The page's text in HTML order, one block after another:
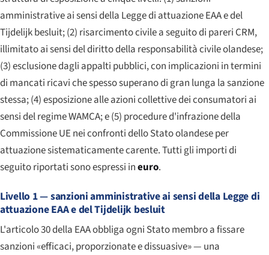
amministrative ai sensi della Legge di attuazione EAA e del
Tijdelijk besluit; (2) risarcimento civile a seguito di pareri CRM,
illimitato ai sensi del diritto della responsabilità civile olandese;
(3) esclusione dagli appalti pubblici, con implicazioni in termini
di mancati ricavi che spesso superano di gran lunga la sanzione
stessa; (4) esposizione alle azioni collettive dei consumatori ai
sensi del regime WAMCA; e (5) procedure d'infrazione della
Commissione UE nei confronti dello Stato olandese per
attuazione sistematicamente carente. Tutti gli importi di
seguito riportati sono espressi ineuro.
Livello 1 — sanzioni amministrative ai sensi della Legge di
attuazione EAA e del Tijdelijk besluit
L'articolo 30 della EAA obbliga ogni Stato membro a fissare
sanzioni «efficaci, proporzionate e dissuasive» — una